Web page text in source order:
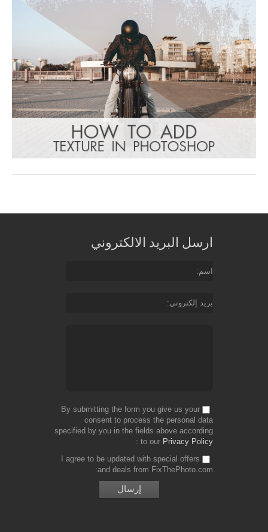
ارسل البريد الالكتروني
اسم
بريد إلكتروني
By submitting the form you give us your
consent to process the personal data
specified by you in the fields above according
to our Privacy Policy
I agree to be updated with special offers
and deals from FixThePhoto.com